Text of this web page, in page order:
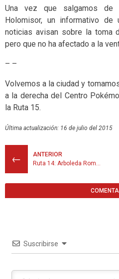
Una vez que salgamos de
Holomisor, un informativo de
noticias avisan sobre la toma
pero que no ha afectado a la
– –
Volvemos a la ciudad y
a la derecha del Centro
la Ruta 15.
Última actualización: 16 de julio del 2015
←
ANTERIOR
Ruta 14: Arboleda Romantis
Suscribirse